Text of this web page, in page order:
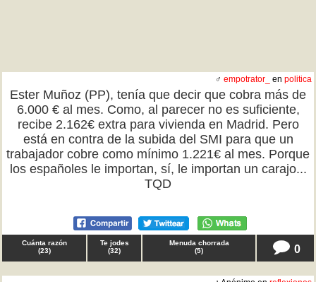
♂ empotrator_ en politica
Ester Muñoz (PP), tenía que decir que cobra más de
6.000 € al mes. Como, al parecer no es suficiente,
recibe 2.162€ extra para vivienda en Madrid. Pero
está en contra de la subida del SMI para que un
trabajador cobre como mínimo 1.221€ al mes. Porque
los españoles le importan, sí, le importan un carajo...
TQD
Cuánta razón
(23)
Te jodes
(32)
Menuda chorrada
(5) 0